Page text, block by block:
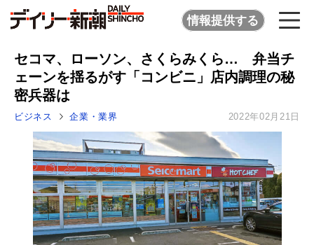
情報提供する
セコマ、ローソン、さくらみくら… 弁当チ
ェーンを揺るがす「コンビニ」店内調理の秘
密兵器は
ビジネス 企業・業界 2022年02月21日